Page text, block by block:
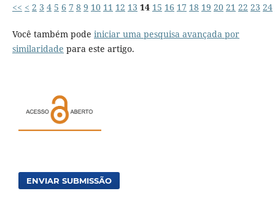
<< < 2 3 4 5 6 7 8 9 10 11 12 13 14 15 16 17 18 19 20 21 22 23 24
Você também pode iniciar uma pesquisa avançada por
similaridade para este artigo.
ENVIAR SUBMISSÃO